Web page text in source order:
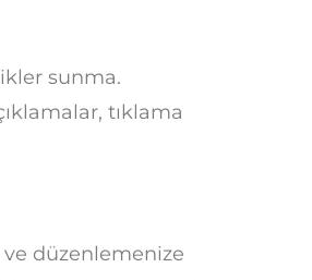
sunma.
tıklama
ve düzenlemenize